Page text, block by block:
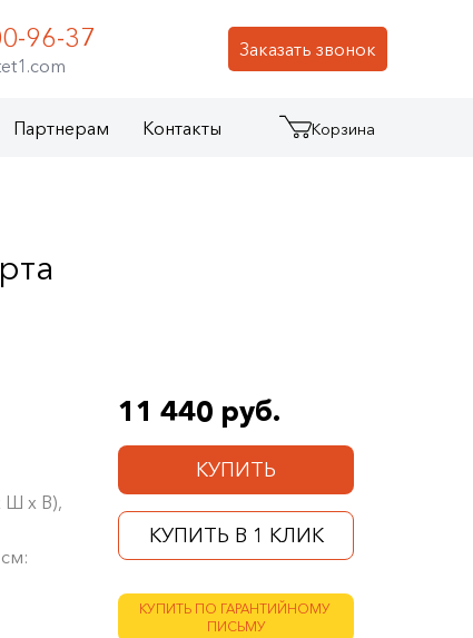
Заказать звонок
96-37
Партнерам Контакты Корзина
11 440 руб.
КУПИТЬ
КУПИТЬ В 1 КЛИК
КУПИТЬ ПО ГАРАНТИЙНОМУ
ПИСЬМУ
Ш х В),